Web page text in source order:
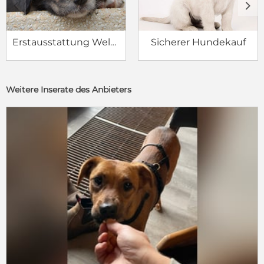
Erstausstattung Welpe Sicherer Hundekauf
c d
Weitere Inserate des Anbieters